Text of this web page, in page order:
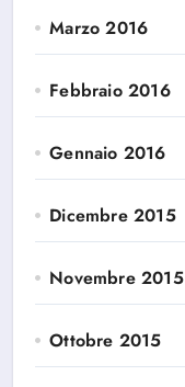
Marzo 2016
Febbraio 2016
Gennaio 2016
Dicembre 2015
Novembre 2015
Ottobre 2015